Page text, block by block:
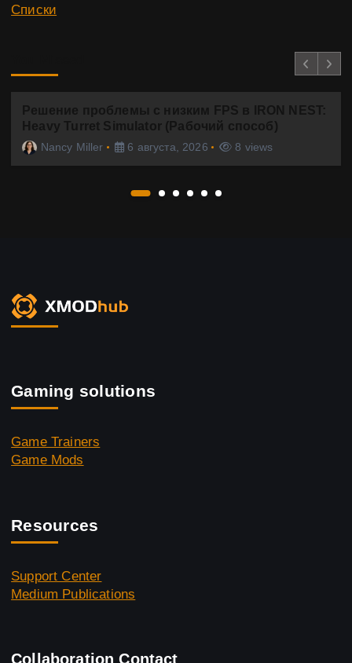
Списки
Решение проблемы с низким FPS в IRON NEST:
Heavy Turret Simulator (Рабочий способ)
Nancy Miller 6 августа, 2026 8 views
Gaming solutions
Game Trainers
Game Mods
Resources
Support Center
Medium Publications
Collaboration Contact